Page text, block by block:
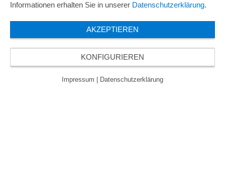
Informationen erhalten Sie in unserer Datenschutzerklärung.
AKZEPTIEREN
KONFIGURIEREN
Impressum Datenschutzerklärung